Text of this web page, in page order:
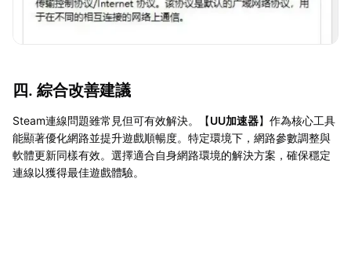
四. 綜合改善建議
Steam連線問題雖常見但可有效解決。【UU加速器】作為核心工具
能顯著優化網路並提升遊戲順暢度。特定環境下，網路參數調整與
軟體更新同樣有效。選擇適合自身網路環境的解決方案，確保穩定
連線以獲得最佳遊戲體驗。